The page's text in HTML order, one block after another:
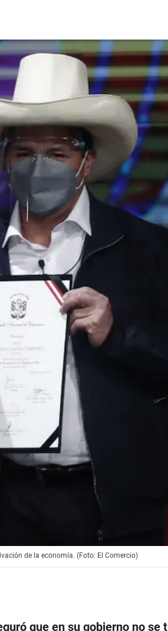
de la economía. (Foto: El Comercio)
que en su gobierno no